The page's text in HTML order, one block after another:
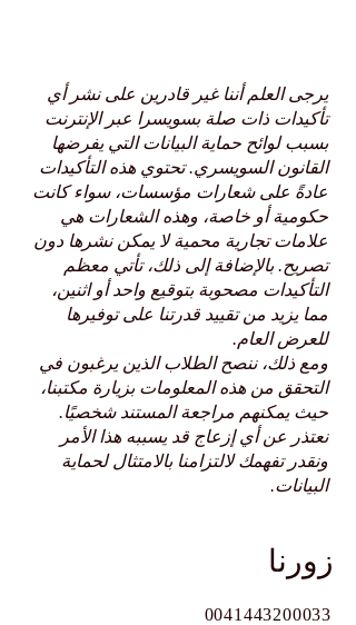
يرجى العلم أننا غير قادرين على نشر أي
تأكيدات ذات صلة بسويسرا عبر الإنترنت
بسبب لوائح حماية البيانات التي يفرضها
القانون السويسري. تحتوي هذه التأكيدات
عادةً على شعارات مؤسسات، سواء كانت
حكومية أو خاصة، وهذه الشعارات هي
علامات تجارية محمية لا يمكن نشرها دون
تصريح. بالإضافة إلى ذلك، تأتي معظم
التأكيدات مصحوبة بتوقيع واحد أو اثنين،
مما يزيد من تقييد قدرتنا على توفيرها
للعرض العام.
ومع ذلك، ننصح الطلاب الذين يرغبون في
التحقق من هذه المعلومات بزيارة مكتبنا،
حيث يمكنهم مراجعة المستند شخصيًا.
نعتذر عن أي إزعاج قد يسببه هذا الأمر
ونقدر تفهمك لالتزامنا بالامتثال لحماية
البيانات.
زورنا
0041443200033